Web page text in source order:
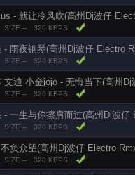
- 就让冷风吹(高州Dj波仔
SIZE -- 320 KBPS
- 雨夜钢琴(高州Dj波仔 Electro
SIZE -- 320 KBPS
文迪 小金jojo - 无悔当下(高州
SIZE -- 320 KBPS
- 一生与你擦肩而过(高州Dj波仔
SIZE -- 320 KBPS
负众望(高州Dj波仔 Electro
SIZE -- 320 KBPS